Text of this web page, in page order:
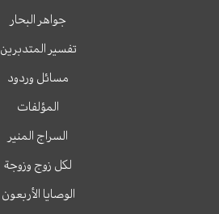
جواهر البحار
تفسير المتدبرين
مسائل وردود
المؤلفات
السراج المنير
لكل زوج وزوجة
الوصايا الأربعون